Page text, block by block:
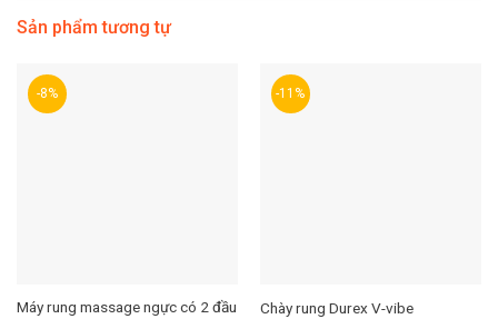
Sản phẩm tương tự
-8%
Máy rung massage ngực có 2 đầu
-11%
Chày rung Durex V-vibe